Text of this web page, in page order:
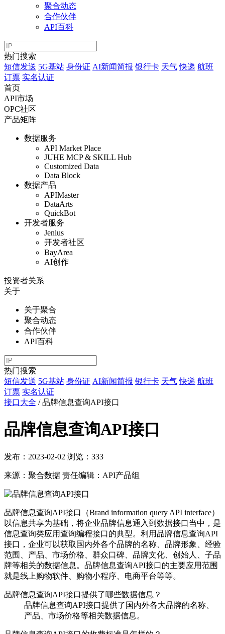
聚合动态
合作伙伴
API百科
热门搜索
短信发送 5G基站 身份证 AI新闻简报 银行卡 天气 快递 航班
订票 实名认证
首页
API市场
OPC社区
产品矩阵
数据服务
API Market Place
JUHE MCP & SKILL Hub
Customized Data
Data Block
数据产品
APIMaster
DataArts
QuickBot
开发者服务
Jenius
开发者社区
BayArea
AI创作
投资者关系
关于
关于聚合
聚合动态
合作伙伴
API百科
热门搜索
短信发送 5G基站 身份证 AI新闻简报 银行卡 天气 快递 航班
订票 实名认证
接口大全 / 品牌信息查询API接口
品牌信息查询API接口
发布：2023-02-02 浏览： 333
来源：聚合数据 责任编辑：API产品组
品牌信息查询API接口（Brand information query API interface）
以信息共享为基础，将企业品牌信息通入到数据接口当中，是
信息查询类应用查询编程接口的典型。利用品牌信息查询API
接口，企业可以获取国内外各个品牌的名称、品牌形象、经验
范围、产品、市场价格、群众口碑、品牌文化、创始人、子品
牌等相关的数据信息。品牌信息查询API接口的主要应用范围
就是线上购物软件、购物小程序、电商平台等等。
品牌信息查询API接口提供了哪些数据信息？
品牌信息查询API接口提供了国内外各大品牌的名称、
产品、市场价格等相关数据信息。